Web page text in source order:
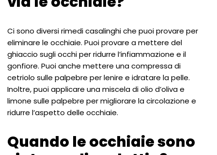
Ci sono diversi rimedi casalinghi che puoi provare per
eliminare le occhiaie. Puoi provare a mettere del
ghiaccio sugli occhi per ridurre l’infiammazione e il
gonfiore. Puoi anche mettere una compressa di
cetriolo sulle palpebre per lenire e idratare la pelle.
Inoltre, puoi applicare una miscela di olio d’oliva e
limone sulle palpebre per migliorare la circolazione e
ridurre l’aspetto delle occhiaie.
Quando le occhiaie sono